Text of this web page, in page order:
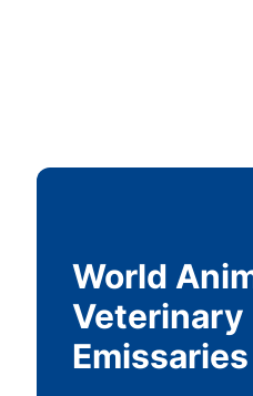
World
Veterinary
Emissaries